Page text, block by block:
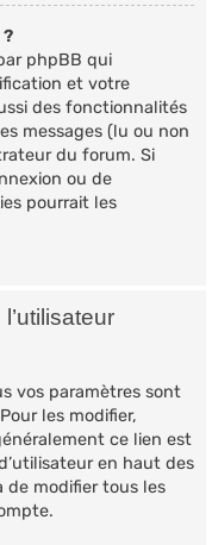
phpBB qui
et votre
des fonctionnalités
messages (lu ou non
du forum. Si
ou de
pourrait les
vos paramètres sont
les modifier,
ce lien est
en haut des
de modifier tous les